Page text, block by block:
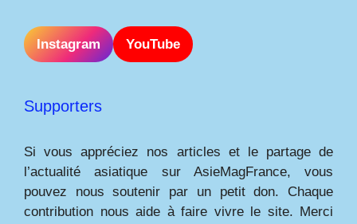
Instagram YouTube
Supporters
Si vous appréciez nos articles et le partage de
l’actualité asiatique sur AsieMagFrance, vous
pouvez nous soutenir par un petit don. Chaque
contribution nous aide à faire vivre le site. Merci